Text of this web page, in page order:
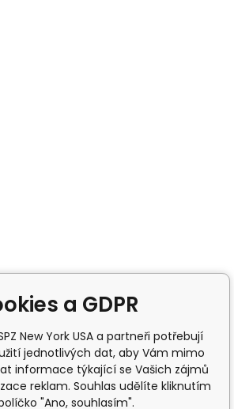
a GDPR
New York USA a partneři potřebují
jednotlivých dat, aby Vám mimo
informace týkající se Vašich zájmů
reklam. Souhlas udělíte kliknutím
"Ano, souhlasím".